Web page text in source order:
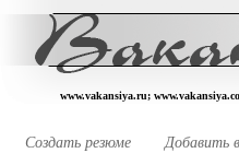
www.vakansiya.ru;
Создать резюме Добавить